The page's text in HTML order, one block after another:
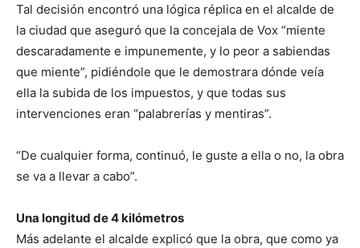
Tal decisión encontró una lógica réplica en el alcalde de
la ciudad que aseguró que la concejala de Vox “miente
descaradamente e impunemente, y lo peor a sabiendas
que miente”, pidiéndole que le demostrara dónde veía
ella la subida de los impuestos, y que todas sus
intervenciones eran “palabrerías y mentiras”.
“De cualquier forma, continuó, le guste a ella o no, la obra
se va a llevar a cabo”.
Una longitud de 4 kilómetros
Más adelante el alcalde explicó que la obra, que como ya